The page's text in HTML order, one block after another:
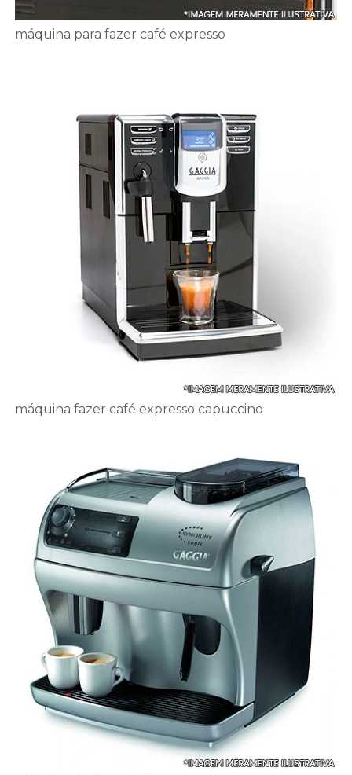
máquina para fazer café expresso
máquina fazer café expresso capuccino